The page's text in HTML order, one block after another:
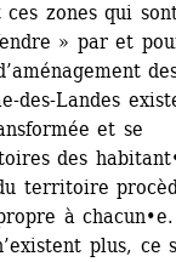
zones qui
» par et
des-Landes
et se
des
territoire
à
plus, ce